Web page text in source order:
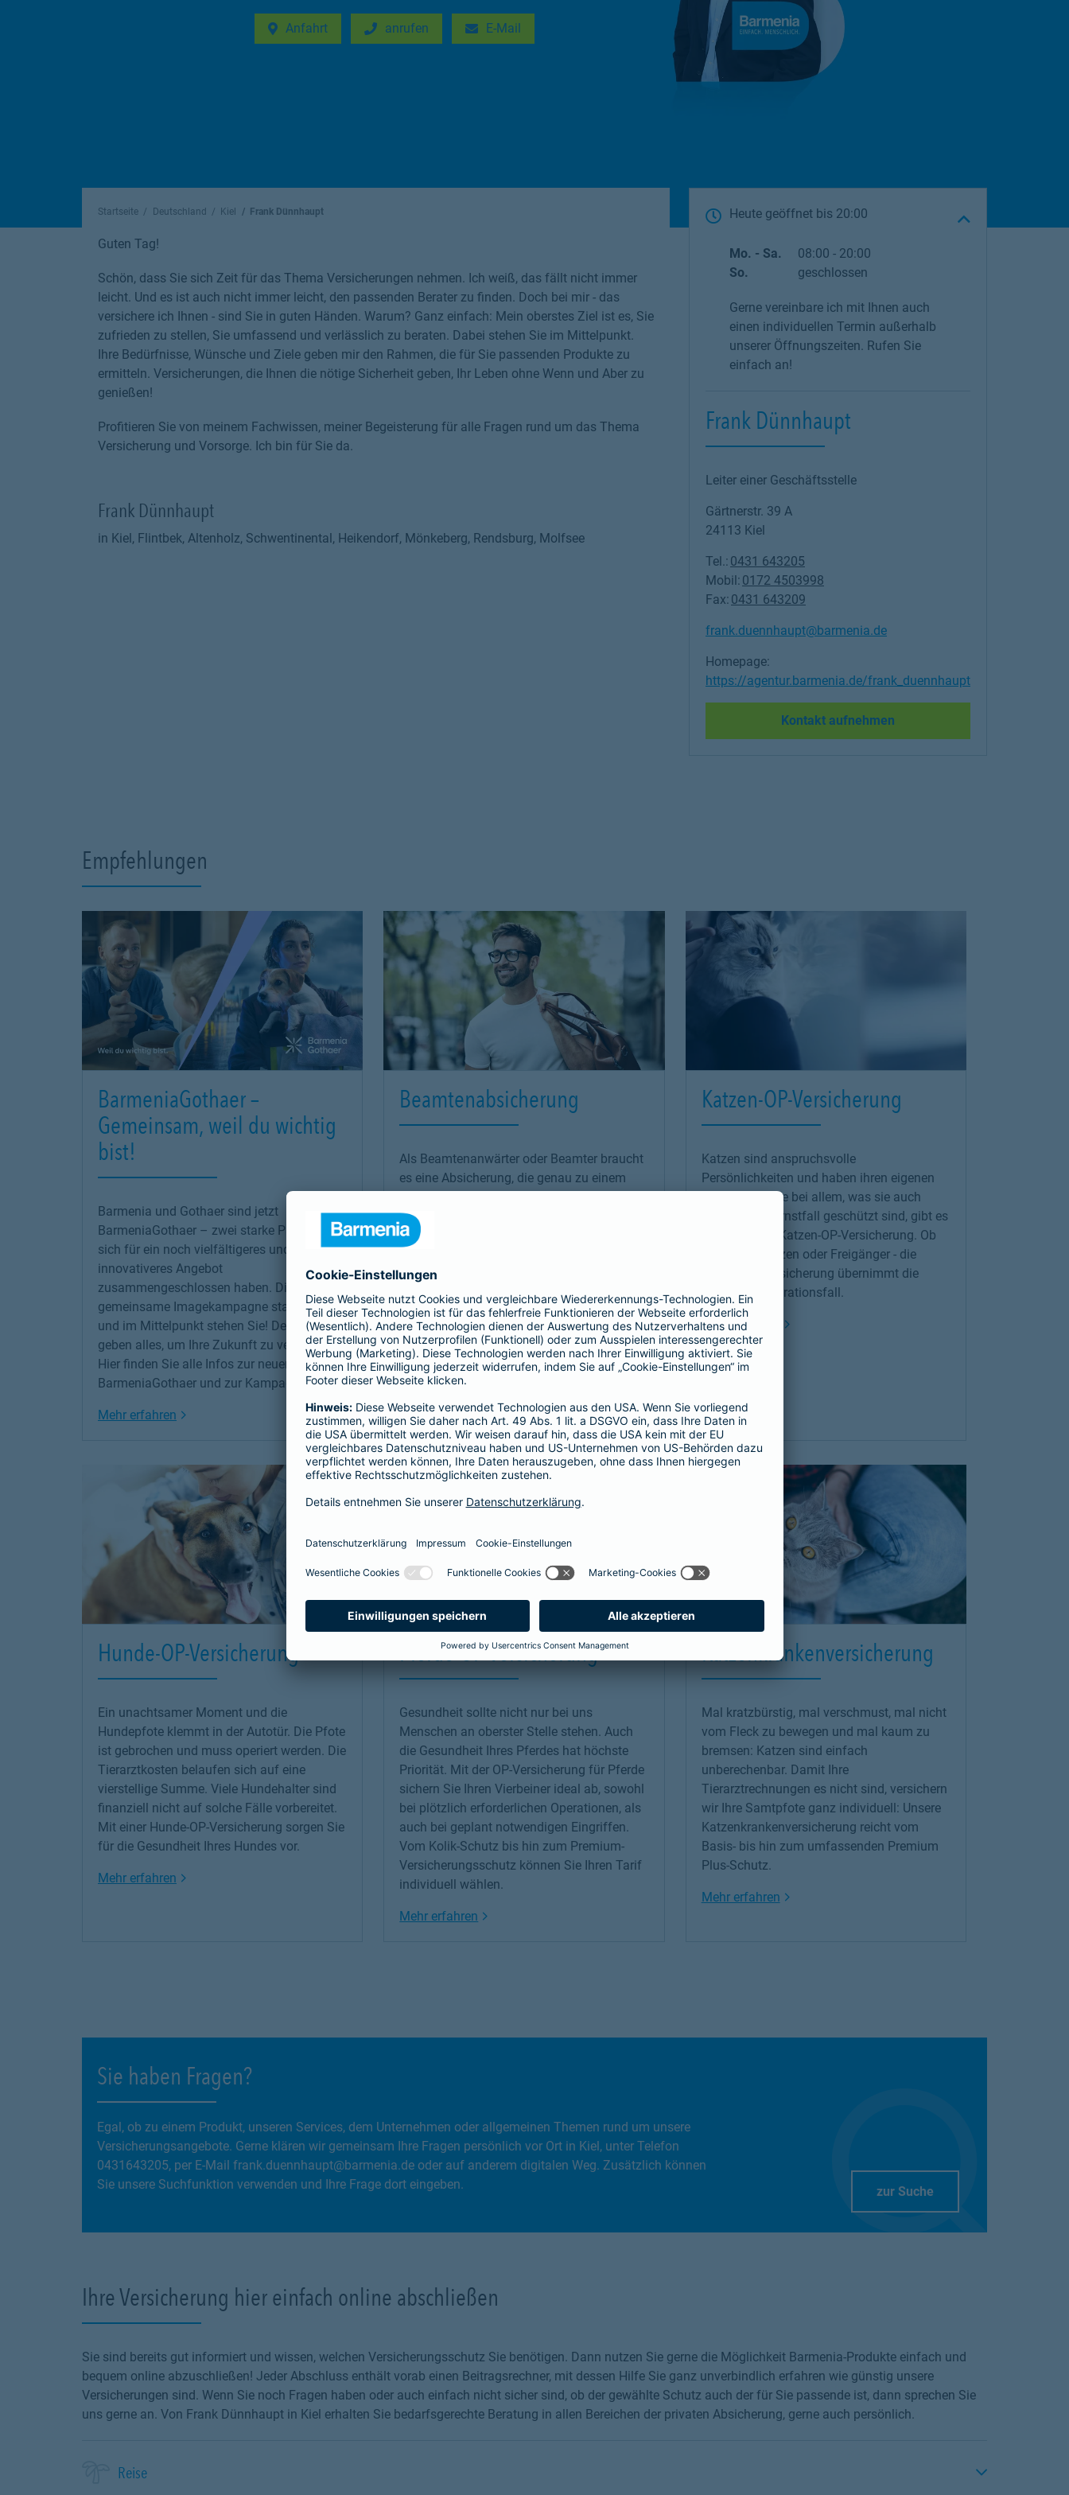
Anfahrt
Link Opens in New Tabanrufen E-Mail
Link Opens in New Tab
Startseite Deutschland Kiel Frank Dünnhaupt
Guten Tag!
Schön, dass Sie sich Zeit für das Thema Versicherungen nehmen. Ich weiß, das fällt nicht immer
leicht. Und es ist auch nicht immer leicht, den passenden Berater zu finden. Doch bei mir - das
versichere ich Ihnen - sind Sie in guten Händen. Warum? Ganz einfach: Mein oberstes Ziel ist es, Sie
zufrieden zu stellen, Sie umfassend und verlässlich zu beraten. Dabei stehen Sie im Mittelpunkt.
Ihre Bedürfnisse, Wünsche und Ziele geben mir den Rahmen, die für Sie passenden Produkte zu
ermitteln. Versicherungen, die Ihnen die nötige Sicherheit geben, Ihr Leben ohne Wenn und Aber zu
genießen!
Profitieren Sie von meinem Fachwissen, meiner Begeisterung für alle Fragen rund um das Thema
Versicherung und Vorsorge. Ich bin für Sie da.
Frank Dünnhaupt
in Kiel, Flintbek, Altenholz, Schwentinental, Heikendorf, Mönkeberg, Rendsburg, Molfsee
Heute geöffnet bis 20:00
Wochentag Öffnungszeiten
Mo. - Sa. 08:00 - 20:00
So.
geschlossen
Gerne vereinbare ich mit Ihnen auch
einen individuellen Termin außerhalb
unserer Öffnungszeiten. Rufen Sie
einfach an!
Frank Dünnhaupt
Leiter einer Geschäftsstelle
Gärtnerstr. 39 A
24113 Kiel
Tel.: 0431 643205
Mobil: 0172 4503998
Fax: 0431 643209
frank.duennhaupt@barmenia.de
Homepage:
https://agentur.barmenia.de/frank_duennhaupt
Kontakt aufnehmenLink Opens in New Tab
Empfehlungen
BarmeniaGothaer –
Gemeinsam, weil du wichtig
bist!
Barmenia und Gothaer sind jetzt
BarmeniaGothaer – zwei starke Partner, die
sich für ein noch vielfältigeres und
innovativeres Angebot
zusammengeschlossen haben. Die erste
gemeinsame Imagekampagne startet jetzt –
und im Mittelpunkt stehen Sie! Denn wir
geben alles, um Ihre Zukunft zu versichern!
Hier finden Sie alle Infos zur neuen
BarmeniaGothaer und zur Kampagne.
Mehr erfahren Link Opens in New Tab
Beamtenabsicherung
Als Beamtenanwärter oder Beamter braucht
es eine Absicherung, die genau zu einem
für Beamtenanwärter und Beamte. Sie
ergänzt den Schutz der individuellen Beihilfe
genau an die Bedürfnisse an.
Mehr erfahrenLink Opens in New Tab
Katzen-OP-Versicherung
Katzen sind anspruchsvolle
Persönlichkeiten und haben ihren eigenen
Kopf. Damit sie bei allem, was sie auch
anstellen im Ernstfall geschützt sind, gibt es
Katzen-OP-Versicherung. Ob
Wohnungskatzen oder Freigänger - die
Operationsversicherung übernimmt die
Kostenim Operationsfall.
Mehr erfahren Link Opens in New Tab
Hunde-OP-Versicherung
Ein unachtsamer Moment und die
Hundepfote klemmt in der Autotür. Die Pfote
ist gebrochen und muss operiert werden. Die
Tierarztkosten belaufen sich auf eine
vierstellige Summe. Viele Hundehalter sind
finanziell nicht auf solche Fälle vorbereitet.
Mit einer Hunde-OP-Versicherung sorgen Sie
für die Gesundheit Ihres Hundes vor.
Mehr erfahren Link Opens in New Tab
Pferde-OP-Versicherung
Gesundheit sollte nicht nur bei uns
Menschen an oberster Stelle stehen. Auch
die Gesundheit Ihres Pferdes hat höchste
Priorität. Mit der OP-Versicherung für Pferde
sichern Sie Ihren Vierbeiner ideal ab, sowohl
bei plötzlich erforderlichen Operationen, als
auch bei geplant notwendigen Eingriffen.
Vom Kolik-Schutz bis hin zum Premium-
Versicherungsschutz können Sie Ihren Tarif
individuell wählen.
Mehr erfahren Link Opens in New Tab
Katzenkrankenversicherung
Mal kratzbürstig, mal verschmust, mal nicht
vom Fleck zu bewegen und mal kaum zu
bremsen: Katzen sind einfach
unberechenbar. Damit Ihre
Tierarztrechnungen es nicht sind, versichern
wir Ihre Samtpfote ganz individuell: Unsere
Katzenkrankenversicherung reicht vom
Basis- bis hin zum umfassenden Premium
Plus-Schutz.
Mehr erfahrenLink Opens in New Tab
Sie haben Fragen?
Egal, ob zu einem Produkt, unseren Services, dem Unternehmen oder allgemeinen Themen rund um unsere
Versicherungsangebote. Gerne klären wir gemeinsam Ihre Fragen persönlich vor Ort in Kiel, unter Telefon
0431643205, per E-Mail frank.duennhaupt@barmenia.de oder auf anderem digitalen Weg. Zusätzlich können
Sie unsere Suchfunktion verwenden und Ihre Frage dort eingeben.
zur Suche
Ihre Versicherung hier einfach online abschließen
Sie sind bereits gut informiert und wissen, welchen Versicherungsschutz Sie benötigen. Dann nutzen Sie gerne die Möglichkeit Barmenia-Produkte einfach und
bequem online abzuschließen! Jeder Abschluss enthält vorab einen Beitragsrechner, mit dessen Hilfe Sie ganz unverbindlich erfahren wie günstig unsere
Versicherungen sind. Wenn Sie noch Fragen haben oder auch einfach nicht sicher sind, ob der gewählte Schutz auch der für Sie passende ist, dann sprechen Sie
uns gerne an. Von Frank Dünnhaupt in Kiel erhalten Sie bedarfsgerechte Beratung in allen Bereichen der privaten Absicherung, gerne auch persönlich.
Reise